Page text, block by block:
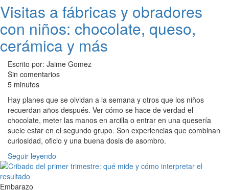
Visitas a fábricas y obradores
con niños: chocolate, queso,
cerámica y más
Escrito por: Jaime Gomez
Sin comentarios
5 minutos
Hay planes que se olvidan a la semana y otros que los niños
recuerdan años después. Ver cómo se hace de verdad el
chocolate, meter las manos en arcilla o entrar en una quesería
suele estar en el segundo grupo. Son experiencias que combinan
curiosidad, oficio y una buena dosis de asombro.
Seguir leyendo
Embarazo